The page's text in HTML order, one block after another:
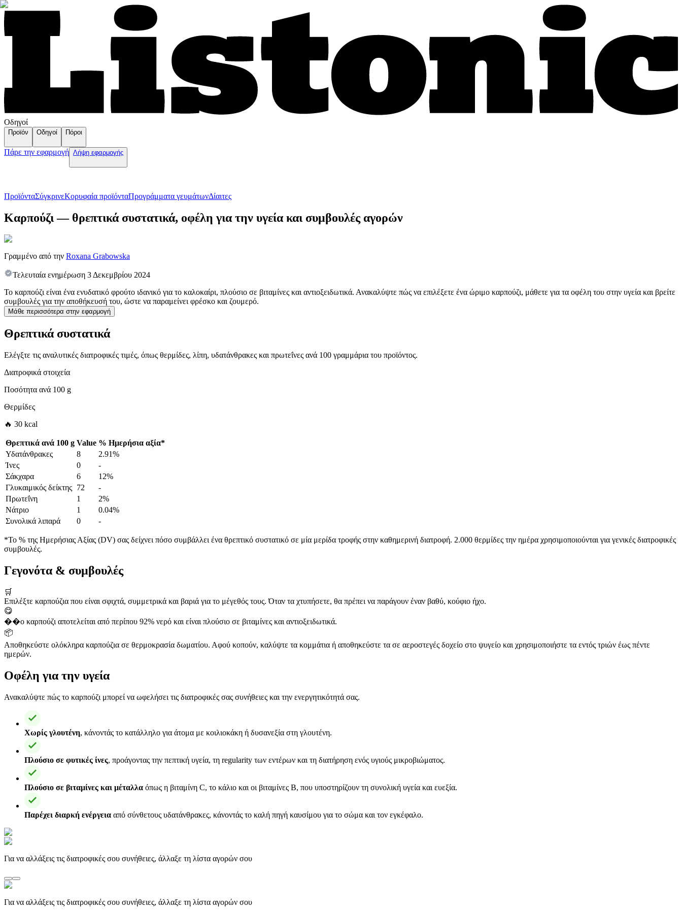
Οδηγοί
Προϊόν Οδηγοί Πόροι
Πάρε την εφαρμογή Λήψη εφαρμογής
ΠροϊόνταΣύγκρινεΚορυφαία προϊόνταПρογράμματα γευμάτωνΔίαιτες
Καρπούζι — θρεπτικά συστατικά, οφέλη για την υγεία και συμβουλές αγορών
Γραμμένο από την Roxana Grabowska
Τελευταία ενημέρωση 3 Δεκεμβρίου 2024
Το καρπούζι είναι ένα ενυδατικό φρούτο ιδανικό για το καλοκαίρι, πλούσιο σε βιταμίνες και αντιοξειδωτικά. Ανακαλύψτε πώς να επιλέξετε ένα ώριμο καρπούζι, μάθετε για τα οφέλη του στην υγεία και βρείτε
συμβουλές για την αποθήκευσή του, ώστε να παραμείνει φρέσκο και ζουμερό.
Μάθε περισσότερα στην εφαρμογή
Θρεπτικά συστατικά
Ελέγξτε τις αναλυτικές διατροφικές τιμές, όπως θερμίδες, λίπη, υδατάνθρακες και πρωτεΐνες ανά 100 γραμμάρια του προϊόντος.
Διατροφικά στοιχεία
Ποσότητα ανά 100 g
Θερμίδες
🔥 30 kcal
Θρεπτικά ανά 100 g Value % Ημερήσια αξία*
Υδατάνθρακες
8
2.91%
Ίνες
0
-
Σάκχαρα
6
12%
Γλυκαιμικός δείκτης 72
-
Πρωτεΐνη
1
2%
Νάτριο
1
0.04%
Συνολικά λιπαρά
0 -
*Το % της Ημερήσιας Αξίας (DV) σας δείχνει πόσο συμβάλλει ένα θρεπτικό συστατικό σε μία μερίδα τροφής στην καθημερινή διατροφή. 2.000 θερμίδες την ημέρα χρησιμοποιούνται για γενικές διατροφικές
συμβουλές.
Γεγονότα & συμβουλές
🛒
Επιλέξτε καρπούζια που είναι σφιχτά, συμμετρικά και βαριά για το μέγεθός τους. Όταν τα χτυπήσετε, θα πρέπει να παράγουν έναν βαθύ, κούφιο ήχο.
😋
��ο καρπούζι αποτελείται από περίπου 92% νερό και είναι πλούσιο σε βιταμίνες και αντιοξειδωτικά.
📦
Αποθηκεύστε ολόκληρα καρπούζια σε θερμοκρασία δωματίου. Αφού κοπούν, καλύψτε τα κομμάτια ή αποθηκεύστε τα σε αεροστεγές δοχείο στο ψυγείο και χρησιμοποιήστε τα εντός τριών έως πέντε
ημερών.
Οφέλη για την υγεία
Ανακαλύψτε πώς το καρπούζι μπορεί να ωφελήσει τις διατροφικές σας συνήθειες και την ενεργητικότητά σας.
Χωρίς γλουτένη, κάνοντάς το κατάλληλο για άτομα με κοιλιοκάκη ή δυσανεξία στη γλουτένη.
Πλούσιο σε φυτικές ίνες, προάγοντας την πεπτική υγεία, τη regularity των εντέρων και τη διατήρηση ενός υγιούς μικροβιώματος.
Πλούσιο σε βιταμίνες και μέταλλα όπως η βιταμίνη C, το κάλιο και οι βιταμίνες B, που υποστηρίζουν τη συνολική υγεία και ευεξία.
Παρέχει διαρκή ενέργεια από σύνθετους υδατάνθρακες, κάνοντάς το καλή πηγή καυσίμου για το σώμα και τον εγκέφαλο.
Για να αλλάξεις τις διατροφικές σου συνήθειες, άλλαξε τη λίστα αγορών σου
Για να αλλάξεις τις διατροφικές σου συνήθειες, άλλαξε τη λίστα αγορών σου